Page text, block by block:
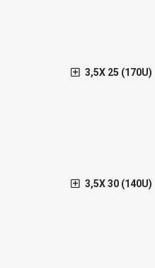
3,5X 25 (170U)
3,5X 30 (140U)